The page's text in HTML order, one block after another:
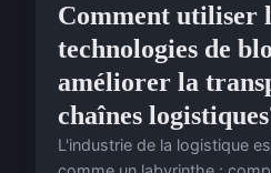
Comment utiliser
technologies de
améliorer la
chaînes
L'industrie de la logistique